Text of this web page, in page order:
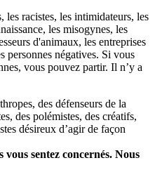
les racistes, les intimidateurs, les
les misogynes, les
d'animaux, les entreprises
personnes négatives. Si vous
vous pouvez partir. Il n’y a
des défenseurs de la
des polémistes, des créatifs,
désireux d’agir de façon
vous sentez concernés. Nous